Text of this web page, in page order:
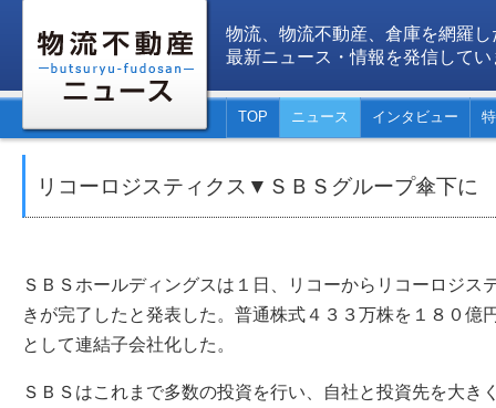
物流、物流不動産、倉庫を網羅し
最新ニュース・情報を発信してい
TOP ニュース インタビュー
リコーロジスティクス▼ＳＢＳグループ傘下に
ＳＢＳホールディングスは１日、リコーからリコーロジス
きが完了したと発表した。普通株式４３３万株を１８０億
として連結子会社化した。
ＳＢＳはこれまで多数の投資を行い、自社と投資先を大き